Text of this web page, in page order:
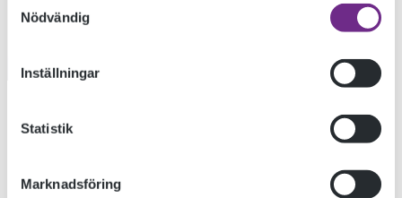
Nödvändig
Inställningar
Statistik
Marknadsföring
2020-12-09
Scrolla ned för text